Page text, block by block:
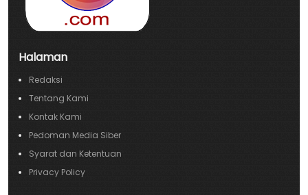
Halaman
Redaksi
Tentang Kami
Kontak Kami
Pedoman Media Siber
Syarat dan Ketentuan
Privacy Policy